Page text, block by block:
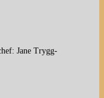
Jane Trygg-